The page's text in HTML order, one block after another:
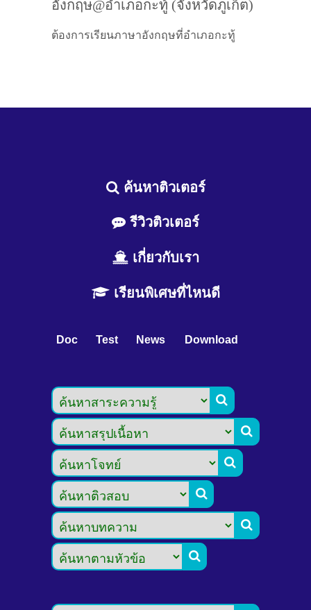
อังกฤษ@อำเภอกะทู้ (จังหวัดภูเก็ต)
ต้องการเรียนภาษาอังกฤษที่อำเภอกะทู้
ค้นหาติวเตอร์
รีวิวติวเตอร์
เกี่ยวกับเรา
เรียนพิเศษที่ไหนดี
Doc Test News Download





